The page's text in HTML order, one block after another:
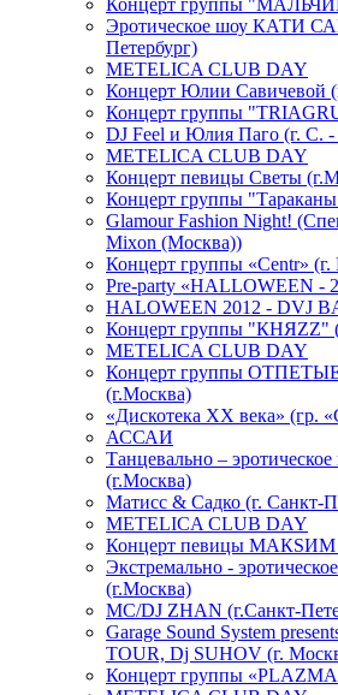
Концерт группы
Эротическое шоу КАТИ
Петербург)
METELICA CLUB DAY
Концерт Юлии Савичевой
Концерт группы
DJ Feel и Юлия Паго (г. С. -
METELICA CLUB DAY
Концерт певицы Светы
Концерт группы
Glamour Fashion Night!
Mixon (Москва))
Концерт группы «Centr»
Pre-party «HALLOWEEN -
HALOWEEN 2012 - DVJ
Концерт группы "КНЯZZ"
METELICA CLUB DAY
Концерт группы
(г.Москва)
«Дискотека ХХ века» (гр.
АССАИ
Танцевально –
(г.Москва)
Матисс & Садко (г. Санкт-
METELICA CLUB DAY
Концерт певицы МАКSИМ
Экстремально -
(г.Москва)
МС/DJ ZHAN (г.Санкт-
Garage Sound System
TOUR, Dj SUHOV (г.
Концерт группы